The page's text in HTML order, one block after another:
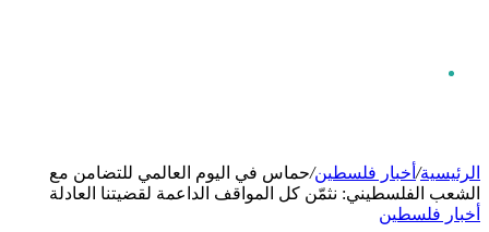
عن
الرئيسية/ أخبار فلسطين/حماس في اليوم العالمي للتضامن مع
الشعب الفلسطيني: نثمّن كل المواقف الداعمة لقضيتنا العادلة
أخبار فلسطين